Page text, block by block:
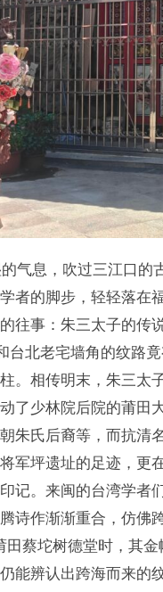
气息，吹过三江口的
者的脚步，轻轻落
往事：朱三太子的传
台北老宅墙角的纹路
。相传明末，朱三太
了少林院后院的莆田
朱氏后裔等，而抗清
军坪遗址的足迹，更
记。来闽的台湾学者
诗作渐渐重合，仿佛
蔡坨树德堂时，其金
能辨认出跨海而来的